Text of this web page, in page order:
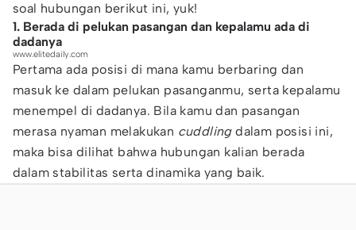
soal hubungan berikut ini, yuk!
1. Berada di pelukan pasangan dan kepalamu ada di
dadanya
www.elitedaily.com
Pertama ada posisi di mana kamu berbaring dan
masuk ke dalam pelukan pasanganmu, serta kepalamu
menempel di dadanya. Bila kamu dan pasangan
merasa nyaman melakukan cuddlingdalam posisi ini,
maka bisa dilihat bahwa hubungan kalian berada
dalam stabilitas serta dinamika yang baik.